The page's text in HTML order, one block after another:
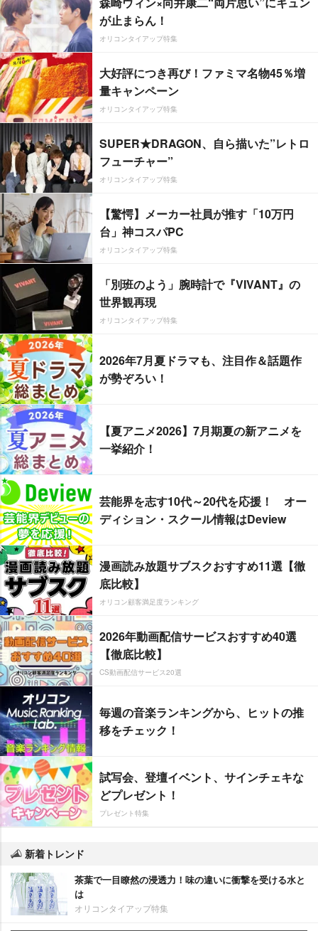
が止まらん！
オリコンタイアップ特集
大好評につき再び！ファミマ名物45％増
量キャンペーン
オリコンタイアップ特集
SUPER★DRAGON、自ら描いた”レトロ
フューチャー”
オリコンタイアップ特集
【驚愕】メーカー社員が推す「10万円
台」神コスパPC
オリコンタイアップ特集
「別班のよう」腕時計で『VIVANT』の
世界観再現
オリコンタイアップ特集
2026年7月夏ドラマも、注目作＆話題作
が勢ぞろい！
【夏アニメ2026】7月期夏の新アニメを
一挙紹介！
芸能界を志す10代～20代を応援！ オー
ディション・スクール情報はDeview
漫画読み放題サブスクおすすめ11選【徹
底比較】
オリコン顧客満足度ランキング
2026年動画配信サービスおすすめ40選
【徹底比較】
CS動画配信サービス20選
毎週の音楽ランキングから、ヒットの推
移をチェック！
試写会、登壇イベント、サインチェキな
どプレゼント！
プレゼント特集
新着トレンド
茶葉で一目瞭然の浸透力！味の違いに衝撃を受ける水と
は
オリコンタイアップ特集